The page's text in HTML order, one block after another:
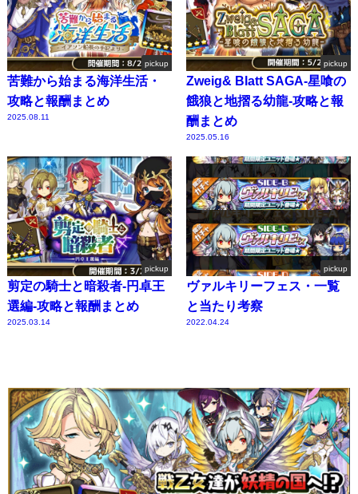
pickup
苦難から始まる海洋生活・
攻略と報酬まとめ
2025.08.11
pickup
Zweig& Blatt SAGA-星喰の
餓狼と地摺る幼龍-攻略と報
酬まとめ
2025.05.16
pickup
剪定の騎士と暗殺者-円卓王
選編-攻略と報酬まとめ
2025.03.14
pickup
ヴァルキリーフェス・一覧
と当たり考察
2022.04.24